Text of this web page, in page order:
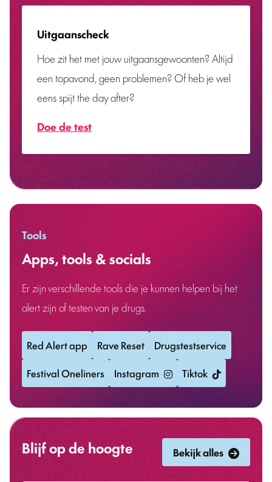
Uitgaanscheck
Hoe zit het met jouw uitgaansgewoonten? Altijd
een topavond, geen problemen? Of heb je wel
eens spijt the day after?
Doe de test
Tools
Apps, tools & socials
Er zijn verschillende tools die je kunnen helpen bij het
alert zijn of testen van je drugs.
Red Alert app Rave Reset
Drugstestservice
Festival Oneliners
Instagram Tiktok
Blijf op de hoogte Bekijk alles